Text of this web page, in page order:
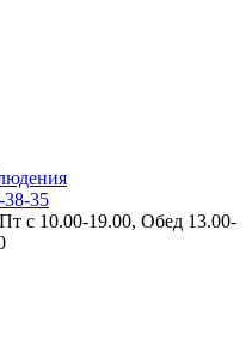
38-35
с 10.00-19.00, Обед 13.00-